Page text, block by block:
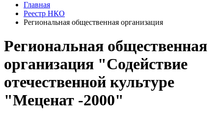
Главная
Реестр НКО
Региональная общественная организация
Региональная общественная
организация "Содействие
отечественной культуре
"Меценат -2000"